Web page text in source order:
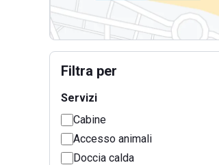
Filtra per
Servizi
Cabine
Accesso animali
Doccia calda